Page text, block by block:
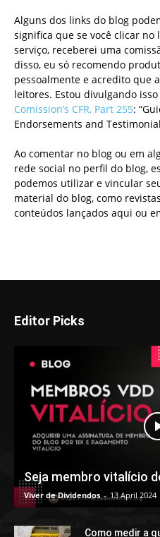
Alguns dos links do blog
significa que se você clicar
serviço, receberei uma
disso, eu só recomendo
pessoalmente e acredito que
leitores. Estou divulgando
Comission’s CFR, Part 255:
Endorsements and
Ao comentar no blog ou em
rede social no perfil do blog,
podemos utilizar e vincular
material do blog, como
conteúdos lançados aqui ou
Editor Picks
Seja membro vitalício
Viver de Dividendos - 13 April 2024
Como medir a